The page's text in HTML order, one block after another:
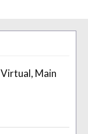
Virtual, Main